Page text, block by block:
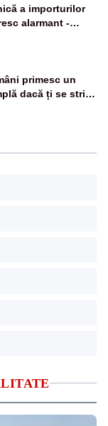
a importurilor
alarmant -
primesc un
dacă ți se strică